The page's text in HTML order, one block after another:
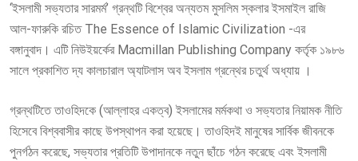
S
T
E
D
N
‘ইসলামী সভ্যতার সারমর্ম’ গ্রন্থটি বিশ্বের অন্যতম মুসলিম স্কলার ইসমাইল রাজি
আল-ফারুকি রচিত The Essence of Islamic Civilization -এর
বঙ্গানুবাদ। এটি নিউইয়র্কের Macmillan Publishing Company কর্তৃক ১৯৮৬
সালে প্রকাশিত দ্য কালচারাল অ্যাটলাস অব ইসলাম গ্রন্থের চতুর্থ অধ্যায় ।
গ্রন্থটিতে তাওহিদকে (আল্লাহর একত্ব) ইসলামের মর্মকথা ও সভ্যতার নিয়ামক নীতি
হিসেবে বিশ্ববাসীর কাছে উপস্থাপন করা হয়েছে। তাওহিদই মানুষের সার্বিক জীবনকে
পুনর্গঠন করেছে, সভ্যতার প্রতিটি উপাদানকে নতুন ছাঁচে গঠন করেছে এবং ইসলামী